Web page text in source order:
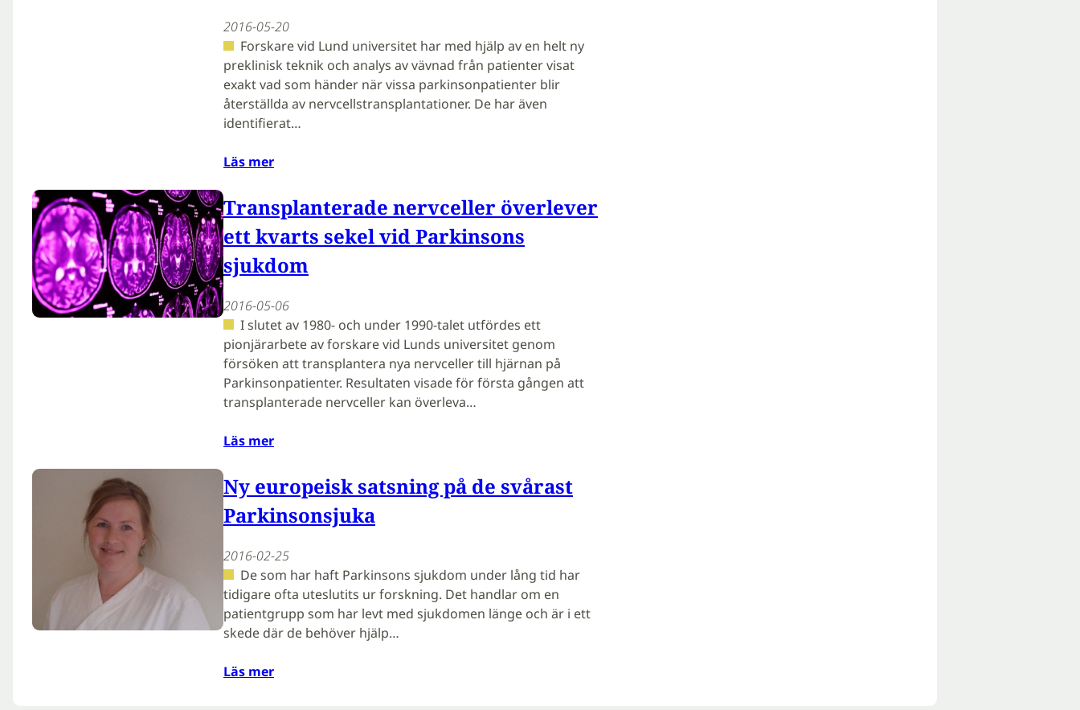
2016-05-20
Forskare vid Lund universitet har med hjälp av en helt ny
preklinisk teknik och analys av vävnad från patienter visat
exakt vad som händer när vissa parkinsonpatienter blir
återställda av nervcellstransplantationer. De har även
identifierat…
Läs mer
Transplanterade nervceller överlever
ett kvarts sekel vid Parkinsons
sjukdom
2016-05-06
I slutet av 1980- och under 1990-talet utfördes ett
pionjärarbete av forskare vid Lunds universitet genom
försöken att transplantera nya nervceller till hjärnan på
Parkinsonpatienter. Resultaten visade för första gången att
transplanterade nervceller kan överleva…
Läs mer
Ny europeisk satsning på de svårast
Parkinsonsjuka
2016-02-25
De som har haft Parkinsons sjukdom under lång tid har
tidigare ofta uteslutits ur forskning. Det handlar om en
patientgrupp som har levt med sjukdomen länge och är i ett
skede där de behöver hjälp…
Läs mer